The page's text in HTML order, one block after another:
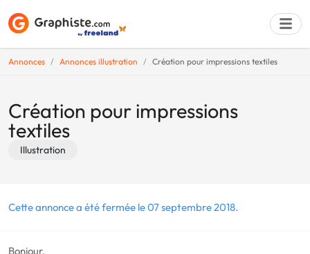
Annonces Annonces illustration Création pour impressions textiles
Création pour impressions
textiles
Illustration
Cette annonce a été fermée le 07 septembre 2018.
Bonjour,